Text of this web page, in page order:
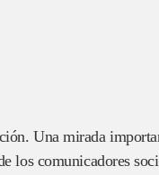
Una mirada
los comunicadores